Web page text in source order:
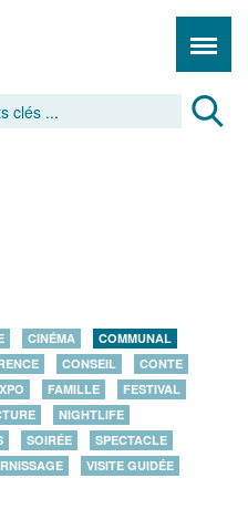
CINÉMA
COMMUNAL
CONSEIL
CONTE
FAMILLE
FESTIVAL
NIGHTLIFE
SOIRÉE
SPECTACLE
VISITE GUIDÉE